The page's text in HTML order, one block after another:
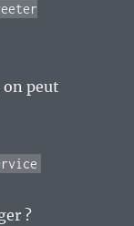
peut
?